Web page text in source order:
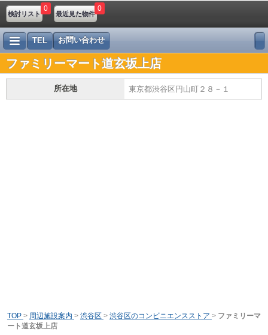
検討リスト
0
最近見た物件
0
TEL お問い合わせ
ファミリーマート道玄坂上店
所在地 東京都渋谷区円山町２８－１
TOP > 周辺施設案内 > 渋谷区 > 渋谷区のコンビニエンスストア > ファミリーマ
ート道玄坂上店